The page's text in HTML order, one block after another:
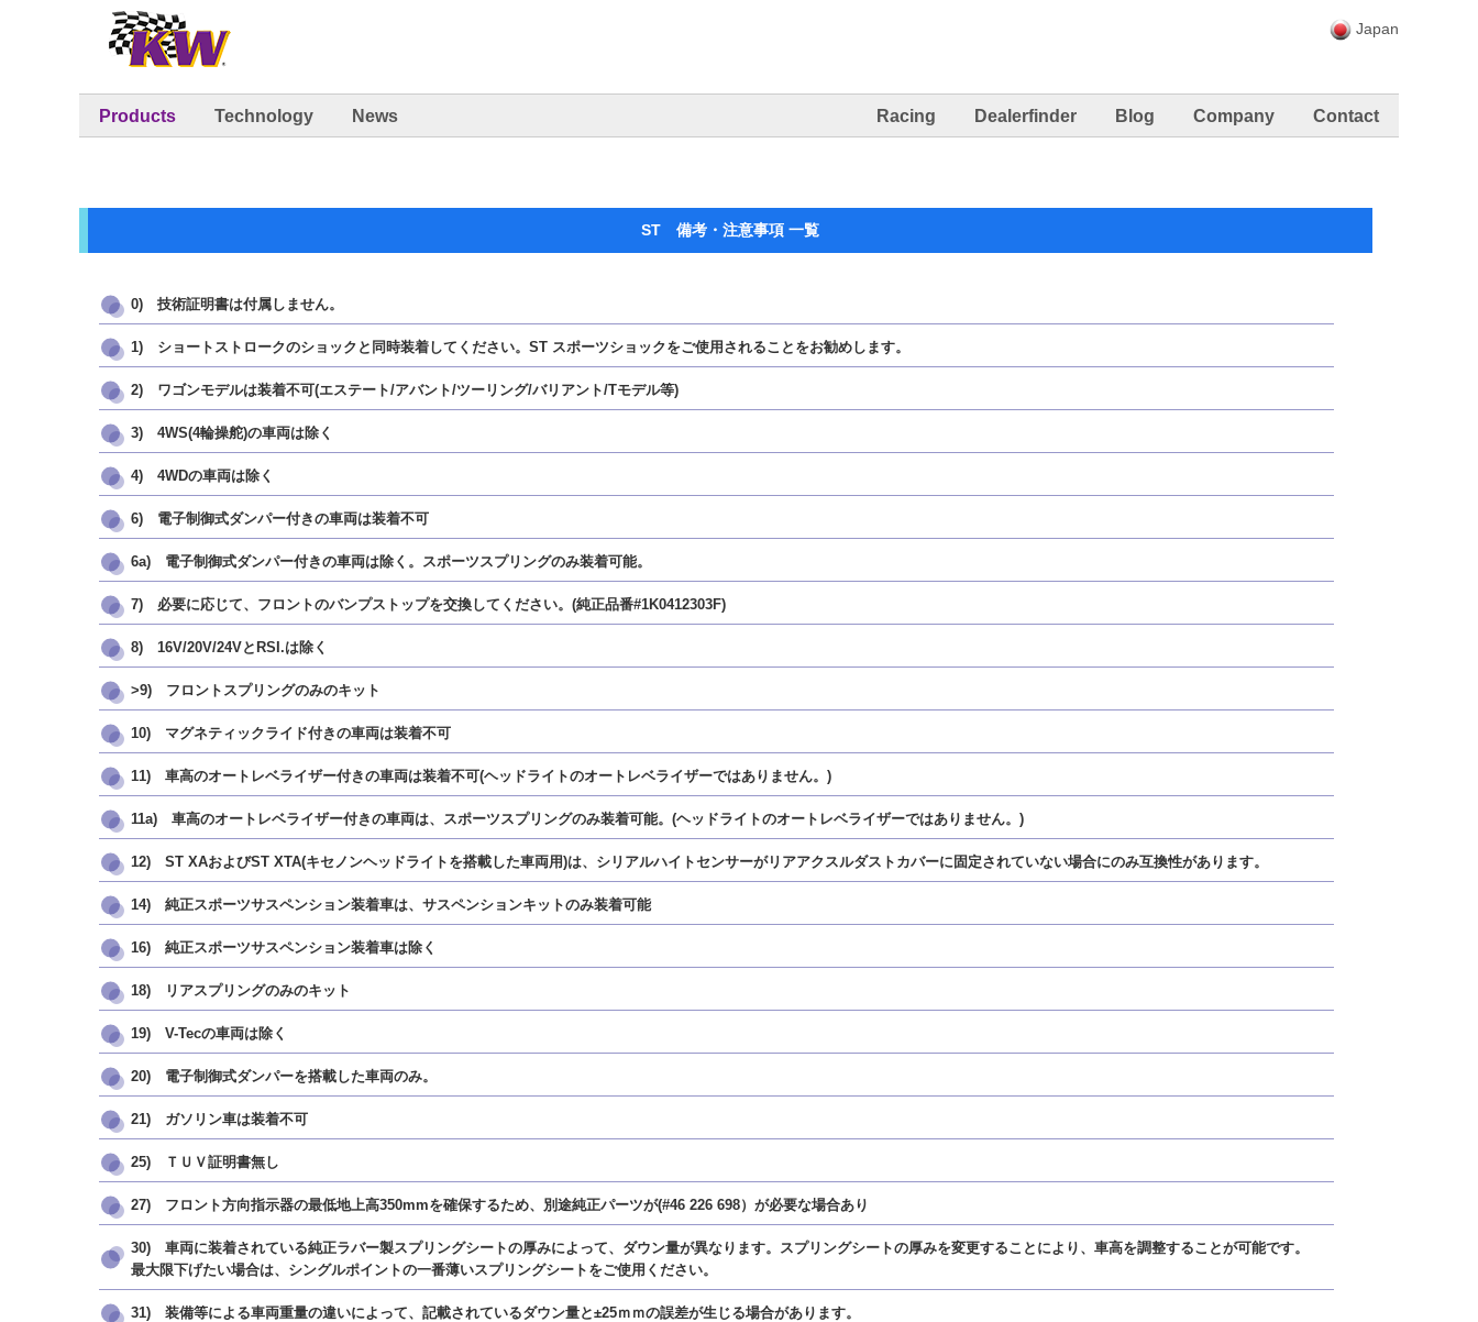
Japan
Products Technology News Contact
Company
Blog
Dealerfinder
Racing
ST 備考・注意事項 一覧
0) 技術証明書は付属しません。
1) ショートストロークのショックと同時装着してください。ST スポーツショックをご使用されることをお勧めします。
2) ワゴンモデルは装着不可(エステート/アバント/ツーリング/バリアント/Tモデル等)
3) 4WS(4輪操舵)の車両は除く
4) 4WDの車両は除く
6) 電子制御式ダンパー付きの車両は装着不可
6a) 電子制御式ダンパー付きの車両は除く。スポーツスプリングのみ装着可能。
7) 必要に応じて、フロントのバンプストップを交換してください。(純正品番#1K0412303F)
8) 16V/20V/24VとRSI.は除く
>9) フロントスプリングのみのキット
10) マグネティックライド付きの車両は装着不可
11) 車高のオートレベライザー付きの車両は装着不可(ヘッドライトのオートレベライザーではありません。)
11a) 車高のオートレベライザー付きの車両は、スポーツスプリングのみ装着可能。(ヘッドライトのオートレベライザーではありません。)
12) ST XAおよびST XTA(キセノンヘッドライトを搭載した車両用)は、シリアルハイトセンサーがリアアクスルダストカバーに固定されていない場合にのみ互換性があります。
14) 純正スポーツサスペンション装着車は、サスペンションキットのみ装着可能
16) 純正スポーツサスペンション装着車は除く
18) リアスプリングのみのキット
19) V-Tecの車両は除く
20) 電子制御式ダンパーを搭載した車両のみ。
21) ガソリン車は装着不可
25) ＴＵＶ証明書無し
27) フロント方向指示器の最低地上高350mmを確保するため、別途純正パーツが(#46 226 698）が必要な場合あり
30) 車両に装着されている純正ラバー製スプリングシートの厚みによって、ダウン量が異なります。スプリングシートの厚みを変更することにより、車高を調整することが可能です。
最大限下げたい場合は、シングルポイントの一番薄いスプリングシートをご使用ください。
31) 装備等による車両重量の違いによって、記載されているダウン量と±25ｍｍの誤差が生じる場合があります。